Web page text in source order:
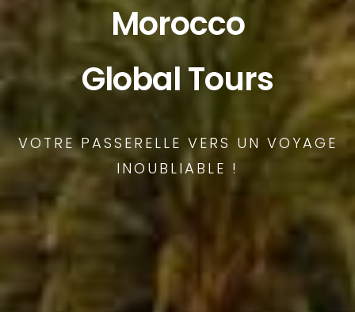
Morocco
Global Tours
VOTRE PASSERELLE VERS UN VOYAGE
INOUBLIABLE !